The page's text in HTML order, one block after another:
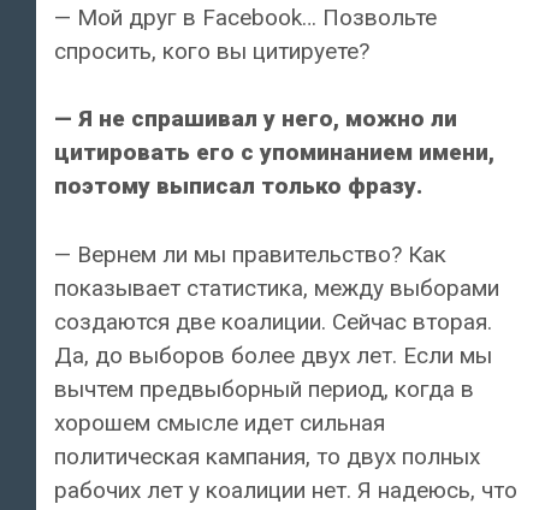
— Мой друг в Facebook… Позвольте
спросить, кого вы цитируете?
— Я не спрашивал у него, можно ли
цитировать его с упоминанием имени,
поэтому выписал только фразу.
— Вернем ли мы правительство? Как
показывает статистика, между выборами
создаются две коалиции. Сейчас вторая.
Да, до выборов более двух лет. Если мы
вычтем предвыборный период, когда в
хорошем смысле идет сильная
политическая кампания, то двух полных
рабочих лет у коалиции нет. Я надеюсь, что